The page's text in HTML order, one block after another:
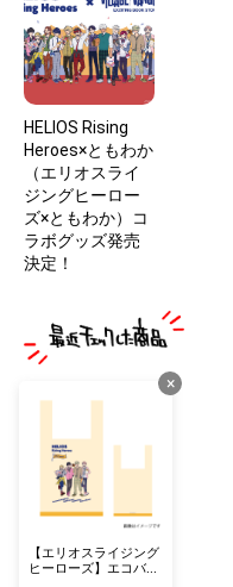
HELIOS Rising
Heroes×ともわか
（エリオスライ
ジングヒーロー
ズ×ともわか）コ
ラボグッズ発売
決定！
×
【エリオスライジング
ヒーローズ】エコバッ